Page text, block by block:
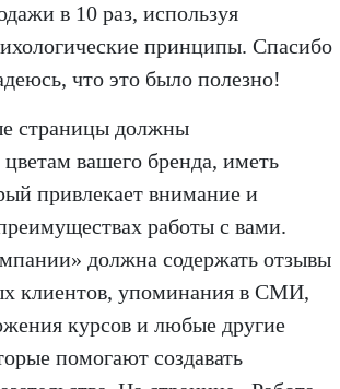
в 10 раз, используя
принципы. Спасибо
что это было полезно!
страницы должны
цветам вашего бренда, иметь
привлекает внимание и
работы с вами.
должна содержать отзывы
клиентов, упоминания в СМИ,
курсов и любые другие
помогают создавать